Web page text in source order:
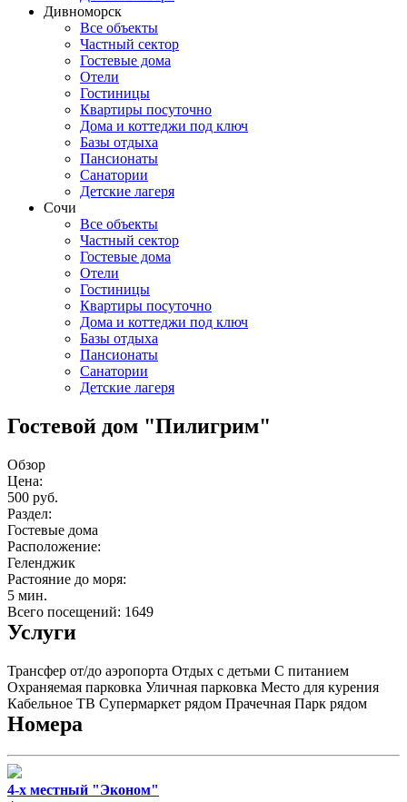
Дивноморск
Все объекты
Частный сектор
Гостевые дома
Отели
Гостиницы
Квартиры посуточно
Дома и коттеджи под ключ
Базы отдыха
Пансионаты
Санатории
Детские лагеря
Сочи
Все объекты
Частный сектор
Гостевые дома
Отели
Гостиницы
Квартиры посуточно
Дома и коттеджи под ключ
Базы отдыха
Пансионаты
Санатории
Детские лагеря
Гостевой дом "Пилигрим"
Обзор
Цена:
500 руб.
Раздел:
Гостевые дома
Расположение:
Геленджик
Растояние до моря:
5 мин.
Всего посещений: 1649
Услуги
Трансфер от/до аэропорта Отдых с детьми С питанием
Охраняемая парковка Уличная парковка Место для курения
Кабельное ТВ Супермаркет рядом Прачечная Парк рядом
Номера
4-х местный "Эконом"